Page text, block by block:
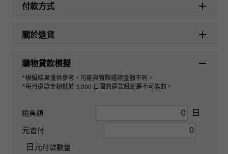
日期調整
型號
型式
機芯
自動上弦
付款方式
關於退貨
購物貸款模擬
*模擬結果僅供參考，可能與實際還款金額不同。
*每月還款金額低於 3,000 日圓的還款設定是不可能的。
銷售額
日
元首付
日元付款數量